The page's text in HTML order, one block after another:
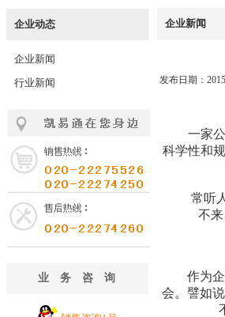
企业动态
企业新闻
行业新闻
业务咨询
企业新闻
发布日期：
一家公司
科学性和
常听人
不
作为企业
会。譬如